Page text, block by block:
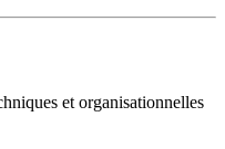
et organisationnelles